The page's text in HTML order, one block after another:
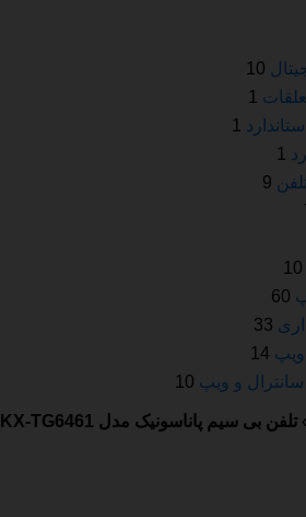
10
1
1
1
9
10
60
33
ویپ 14
سانترال و ویپ 10
تلفن بی سیم پاناسونیک مدل KX-TG6461